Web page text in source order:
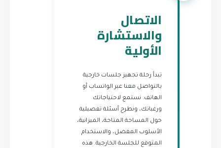
الاتصال
والاستشارة
الأولية
تبدأ رحلة تجهيز جلسات خارجية
بالتواصل معنا عبر الواتساب أو
الهاتف. نستمع لاحتياجاتك
ورغباتك، ونطرح أسئلة تفصيلية
حول المساحة المتاحة، الميزانية،
الأسلوب المفضل، والاستخدام
المتوقع للجلسة الخارجية. هذه